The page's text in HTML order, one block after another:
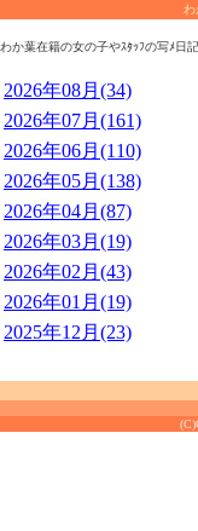
わか葉在籍の女の子やｽﾀｯﾌの写ﾒ日
2026年08月(34)
2026年07月(161)
2026年06月(110)
2026年05月(138)
2026年04月(87)
2026年03月(19)
2026年02月(43)
2026年01月(19)
2025年12月(23)